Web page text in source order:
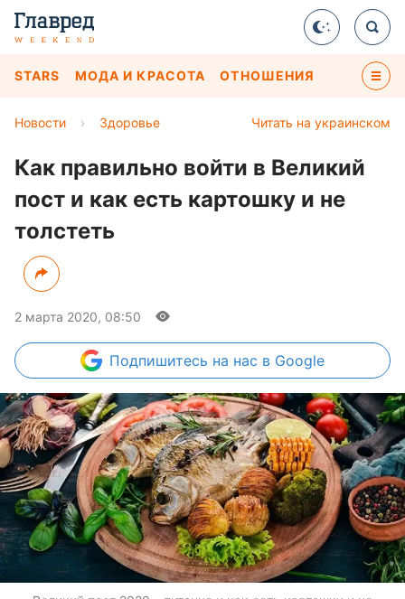
STARS МОДА И КРАСОТА ОТНОШЕНИЯ
Читать на украинском
Новости › Здоровье
Как правильно войти в Великий
пост и как есть картошку и не
толстеть
2 марта 2020, 08:50
Подпишитесь на нас в Google